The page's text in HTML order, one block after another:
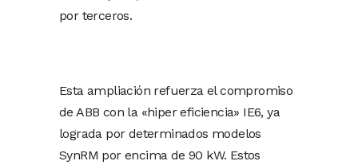
por terceros.
Esta ampliación refuerza el compromiso
de ABB con la «hiper eficiencia» IE6, ya
lograda por determinados modelos
SynRM por encima de 90 kW. Estos